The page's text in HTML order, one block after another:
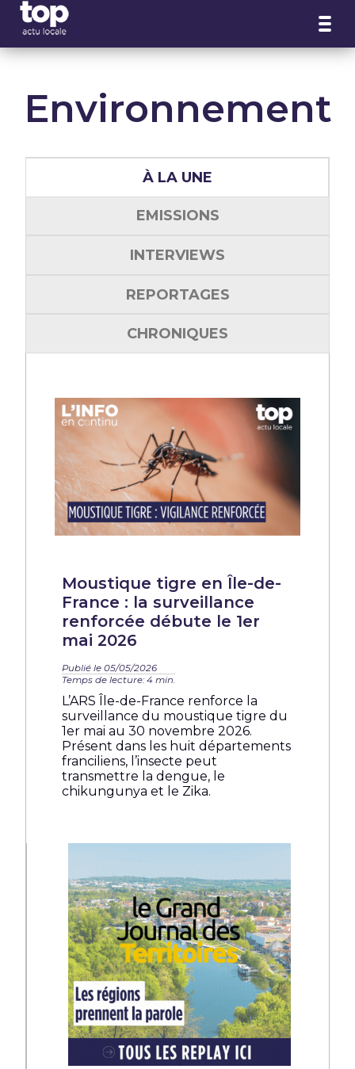
Environnement
À LA UNE
EMISSIONS
INTERVIEWS
REPORTAGES
CHRONIQUES
Moustique tigre en Île-de-
France : la surveillance
renforcée débute le 1er
mai 2026
Publié le 05/05/2026
Temps de lecture: 4 min.
L’ARS Île-de-France renforce la
surveillance du moustique tigre du
1er mai au 30 novembre 2026.
Présent dans les huit départements
franciliens, l’insecte peut
transmettre la dengue, le
chikungunya et le Zika.
Panneau de gestion des cookies